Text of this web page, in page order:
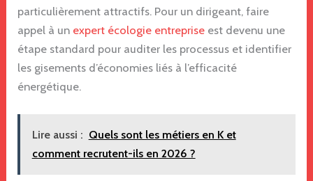
particulièrement attractifs. Pour un dirigeant, faire
appel à un expert écologie entreprise est devenu une
étape standard pour auditer les processus et identifier
les gisements d’économies liés à l’efficacité
énergétique.
Lire aussi : Quels sont les métiers en K et
comment recrutent-ils en 2026 ?